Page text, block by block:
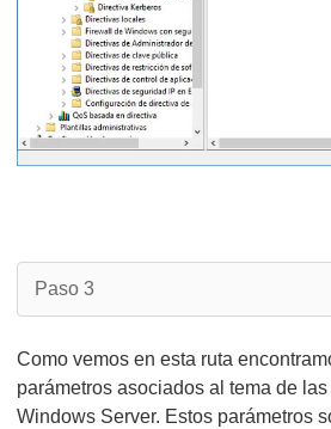
Paso 3
Como vemos en esta ruta
parámetros asociados al tema de
Windows Server. Estos parámetros